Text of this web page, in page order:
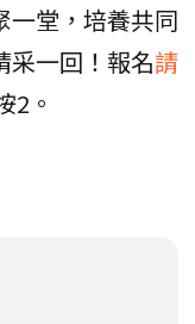
一堂，培養共同
采一回！報名請
2。